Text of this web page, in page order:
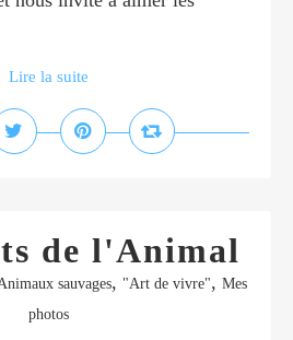
Lire la suite
de l'Animal
sauvages, "Art de vivre", Mes
photos